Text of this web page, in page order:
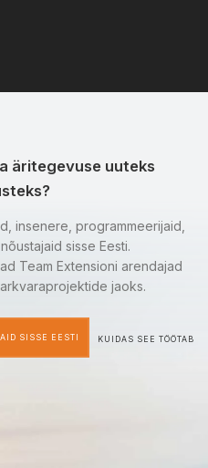
äritegevuse uuteks
insenere, programmeerijaid,
sisse Eesti.
Team Extensioni arendajad
jaoks.
SISSE EESTI KUIDAS SEE TÖÖTAB